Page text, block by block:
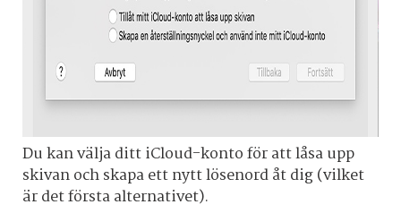
Du kan välja ditt iCloud-konto för att låsa upp
skivan och skapa ett nytt lösenord åt dig (vilket
är det första alternativet).